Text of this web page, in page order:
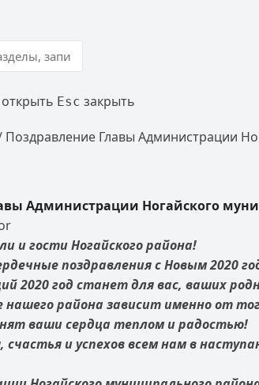
открыть Esc закрыть
Поздравление Главы Администрации
Администрации Ногайского
и гости Ногайского района!
поздравления с Новым 2020
2020 год станет для вас, ваших
нашего района зависит именно от
ваши сердца теплом и радостью!
счастья и успехов всем нам в